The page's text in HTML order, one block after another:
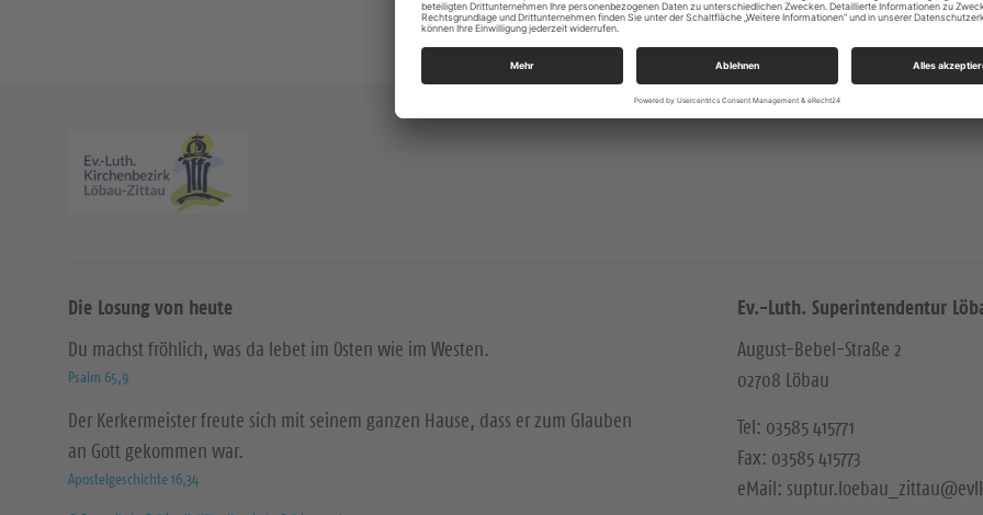
Die Losung von heute
Du machst fröhlich, was da lebet im Osten wie im Westen.
Psalm 65,9
Der Kerkermeister freute sich mit seinem ganzen Hause, dass er zum Glauben
an Gott gekommen war.
Apostelgeschichte 16,34
Ev.-Luth. Superintendentur
August-Bebel-Straße 2
02708 Löbau
Tel: 03585 415771
Fax: 03585 415773
eMail: